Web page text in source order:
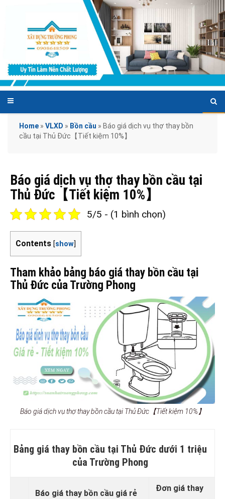
Home » VLXD » Bồn cầu » Báo giá dịch vụ thợ thay bồn
cầu tại Thủ Đức【Tiết kiệm 10%】
Báo giá dịch vụ thợ thay bồn cầu tại
Thủ Đức【Tiết kiệm 10%】
5/5 - (1 bình chọn)
Contents [show]
Tham khảo bảng báo giá thay bồn cầu tại
Thủ Đức của Trường Phong
Báo giá dịch vụ thợ thay bồn cầu tại Thủ Đức【Tiết kiệm 10%】
Bảng giá thay bồn cầu tại Thủ Đức dưới 1 triệu
của Trường Phong
Báo giá thay bồn cầu giá rẻ
Đơn giá thay